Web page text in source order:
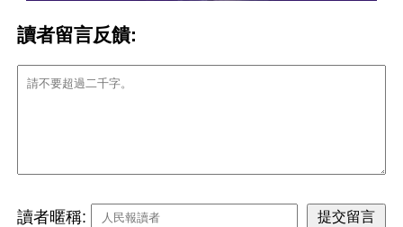
讀者留言反饋:
讀者暱稱: